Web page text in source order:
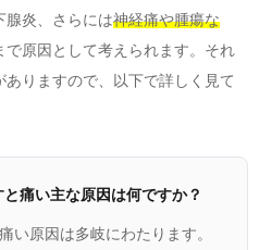
腺炎、さらには神経痛や腫瘍な
で原因として考えられます。それ
りますので、以下で詳しく見て
痛い主な原因は何ですか？
い原因は多岐にわたります。